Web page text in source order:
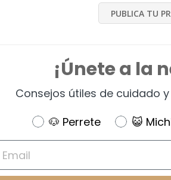
PUBLICA TU
¡Únete a la
Consejos útiles de cuidado
Newsletter
🐶 Perrete 😺